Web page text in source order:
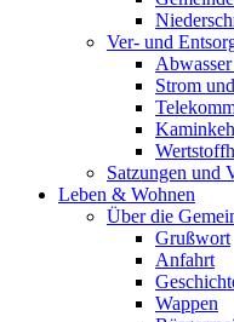
Ver- und
Strom
Satzungen und
Leben & Wohnen
Über die
Grußwort
Anfahrt
Wappen